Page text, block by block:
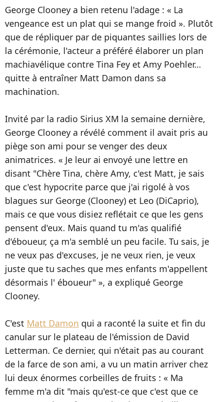
George Clooney a bien retenu l'adage : « La
vengeance est un plat qui se mange froid ». Plutôt
que de répliquer par de piquantes saillies lors de
la cérémonie, l'acteur a préféré élaborer un plan
machiavélique contre Tina Fey et Amy Poehler…
quitte à entraîner Matt Damon dans sa
machination.
Invité par la radio Sirius XM la semaine dernière,
George Clooney a révélé comment il avait pris au
piège son ami pour se venger des deux
animatrices. « Je leur ai envoyé une lettre en
disant "Chère Tina, chère Amy, c'est Matt, je sais
que c'est hypocrite parce que j'ai rigolé à vos
blagues sur George (Clooney) et Leo (DiCaprio),
mais ce que vous disiez reflétait ce que les gens
pensent d'eux. Mais quand tu m'as qualifié
d'éboueur, ça m'a semblé un peu facile. Tu sais, je
ne veux pas d'excuses, je ne veux rien, je veux
juste que tu saches que mes enfants m'appellent
désormais l' éboueur" », a expliqué George
Clooney.
C'est Matt Damon qui a raconté la suite et fin du
canular sur le plateau de l'émission de David
Letterman. Ce dernier, qui n'était pas au courant
de la farce de son ami, a vu un matin arriver chez
lui deux énormes corbeilles de fruits : « Ma
femme m'a dit "mais qu'est-ce que c'est que ce